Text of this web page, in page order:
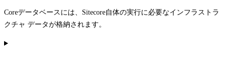
Coreデータベースには、Sitecore自体の実行に必要なインフラストラ
クチャ データが格納されます。